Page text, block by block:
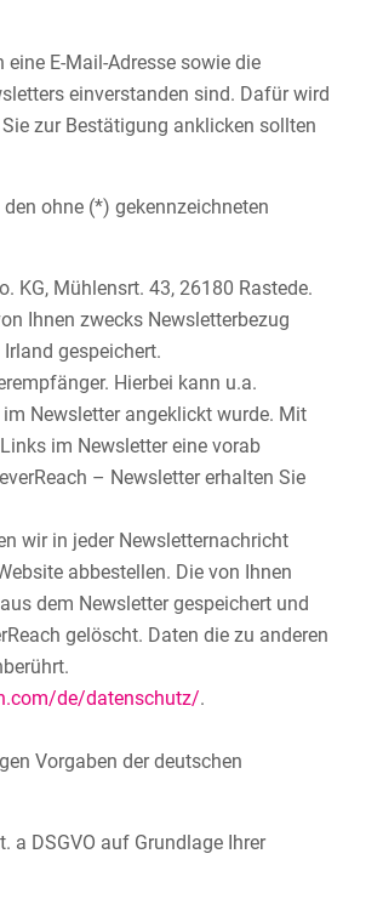
E-Mail-Adresse sowie die
einverstanden sind. Dafür wird
zur Bestätigung anklicken sollten
ohne (*) gekennzeichneten
KG, Mühlensrt. 43, 26180 Rastede.
Ihnen zwecks Newsletterbezug
gespeichert.
Hierbei kann u.a.
Newsletter angeklickt wurde. Mit
im Newsletter eine vorab
– Newsletter erhalten Sie
wir in jeder Newsletternachricht
abbestellen. Die von Ihnen
dem Newsletter gespeichert und
gelöscht. Daten die zu anderen
de/datenschutz/.
Vorgaben der deutschen
a DSGVO auf Grundlage Ihrer